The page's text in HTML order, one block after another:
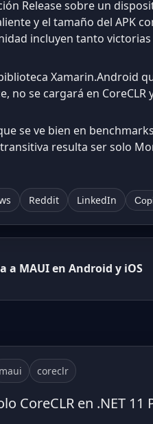
Release sobre un
y el tamaño del APK
incluyen tanto
Xamarin.Android
no se cargará en
se ve bien en
resulta ser solo
Reddit LinkedIn
MAUI en Android y iOS
maui coreclr
CoreCLR en .NET